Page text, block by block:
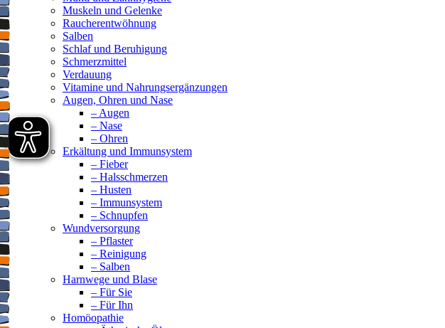
Muskeln und Gelenke
Raucherentwöhnung
Salben
Schlaf und Beruhigung
Schmerzmittel
Verdauung
Vitamine und Nahrungsergänzungen
Augen, Ohren und Nase
– Augen
– Nase
– Ohren
Erkältung und Immunsystem
– Fieber
– Halsschmerzen
– Husten
– Immunsystem
– Schnupfen
Wundversorgung
– Pflaster
– Reinigung
– Salben
Harnwege und Blase
– Für Sie
– Für Ihn
Homöopathie